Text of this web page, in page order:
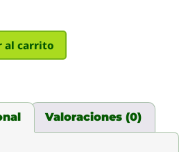
al carrito
Valoraciones (0)